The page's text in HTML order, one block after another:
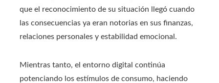
que el reconocimiento de su situación llegó cuando
las consecuencias ya eran notorias en sus finanzas,
relaciones personales y estabilidad emocional.
Mientras tanto, el entorno digital continúa
potenciando los estímulos de consumo, haciendo